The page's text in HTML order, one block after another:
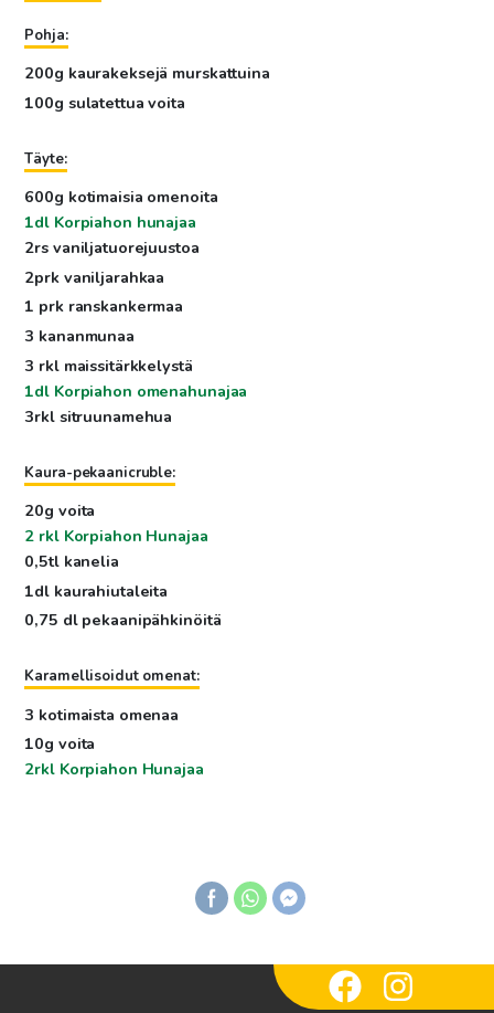
Pohja:
200g kaurakeksejä murskattuina
100g sulatettua voita
Täyte:
600g kotimaisia omenoita
1dl Korpiahon hunajaa
2rs vaniljatuorejuustoa
2prk vaniljarahkaa
1 prk ranskankermaa
3 kananmunaa
3 rkl maissitärkkelystä
1dl Korpiahon omenahunajaa
3rkl sitruunamehua
Kaura-pekaanicruble:
20g voita
2 rkl Korpiahon Hunajaa
0,5tl kanelia
1dl kaurahiutaleita
0,75 dl pekaanipähkinöitä
Karamellisoidut omenat:
3 kotimaista omenaa
10g voita
2rkl Korpiahon Hunajaa